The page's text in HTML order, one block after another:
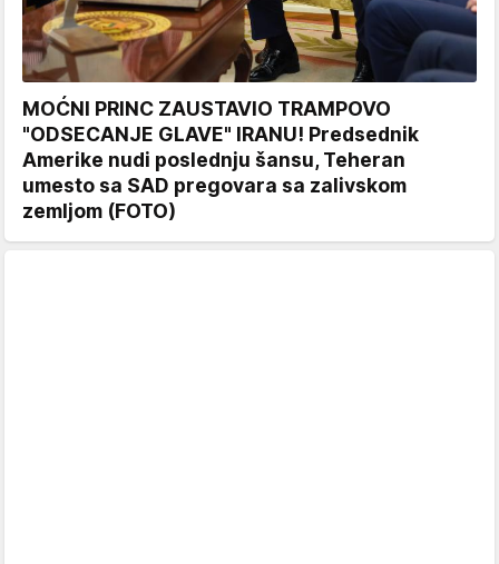
MOĆNI PRINC ZAUSTAVIO TRAMPOVO
"ODSECANJE GLAVE" IRANU! Predsednik
Amerike nudi poslednju šansu, Teheran
umesto sa SAD pregovara sa zalivskom
zemljom (FOTO)